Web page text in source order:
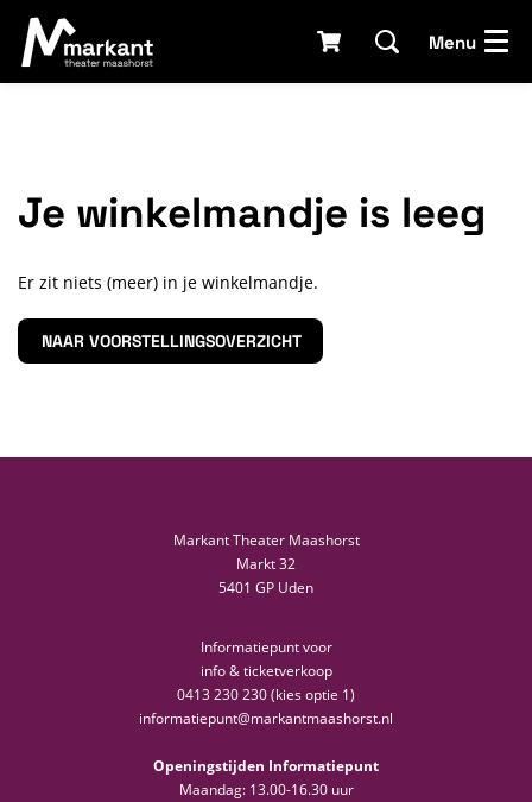
Menu
Je winkelmandje is leeg
Er zit niets (meer) in je winkelmandje.
NAAR VOORSTELLINGSOVERZICHT
Markant Theater Maashorst
Markt 32
5401 GP Uden
Informatiepunt voor
info & ticketverkoop
0413 230 230 (kies optie 1)
informatiepunt@markantmaashorst.nl
Openingstijden Informatiepunt
Maandag: 13.00-16.30 uur